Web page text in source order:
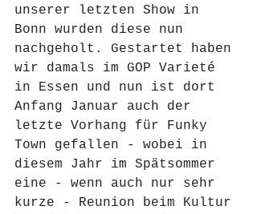
unserer letzten Show in
Bonn wurden diese nun
nachgeholt. Gestartet haben
wir damals im GOP Varieté
in Essen und nun ist dort
Anfang Januar auch der
letzte Vorhang für Funky
Town gefallen - wobei in
diesem Jahr im Spätsommer
eine - wenn auch nur sehr
kurze - Reunion beim Kultur